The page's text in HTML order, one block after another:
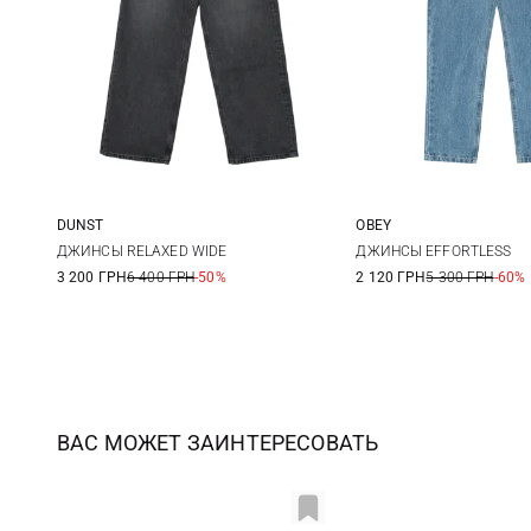
S M
DUNST
ДЖИНСЫ RELAXED WIDE
3 200 ГРН6 400 ГРН-50%
25 26
OBEY
ДЖИНСЫ EFFORTLESS
2 120 ГРН5 300 ГРН-60%
ВАС МОЖЕТ ЗАИНТЕРЕСОВАТЬ